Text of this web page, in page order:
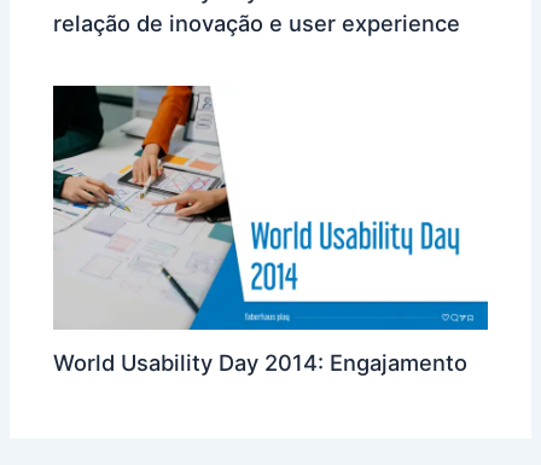
relação de inovação e user experience
World Usability Day 2014: Engajamento